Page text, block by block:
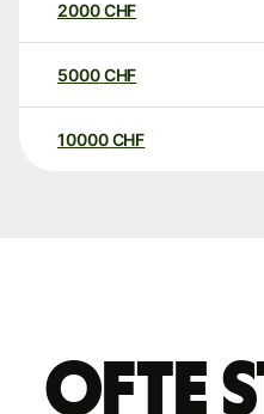
2000CHF
5000CHF
10000 CHF
Ofte